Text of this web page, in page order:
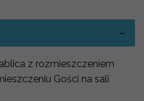
z rozmieszczeniem
Gości na sali